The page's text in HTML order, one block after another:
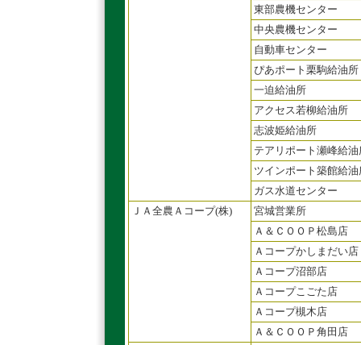
東部農機センター
中央農機センター
自動車センター
ぴあポート栗駒給油所
一迫給油所
アクセス若柳給油所
志波姫給油所
テアリポート瀬峰給油
ツインポート築館給油
ガス水道センター
ＪＡ全農Ａコープ(株)
宮城営業所
Ａ＆ＣＯＯＰ松島店
Ａコープかしまだい店
Ａコープ沼部店
Ａコープこごた店
Ａコープ槻木店
Ａ＆ＣＯＯＰ角田店